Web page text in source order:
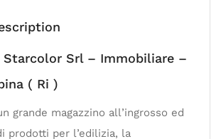
Srl – Immobiliare –
( Ri )
grande magazzino all’ingrosso ed
prodotti per l’edilizia, la